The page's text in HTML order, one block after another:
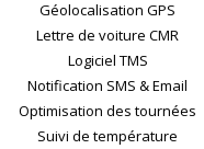
Géolocalisation GPS
Lettre de voiture CMR
Logiciel TMS
Notification SMS & Email
Optimisation des tournées
Suivi de température